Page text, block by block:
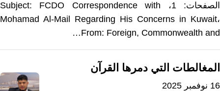
الصفحات: 1، Subject: FCDO Correspondence with
Mohamad Al-Mail Regarding His Concerns in Kuwait،
From: Foreign, Commonwealth and…
المغالطات التي دمرها القرآن
16 نوفمبر 2025